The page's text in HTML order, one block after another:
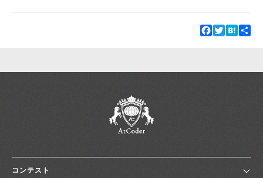
Facebook
TwitterHatena
コンテスト